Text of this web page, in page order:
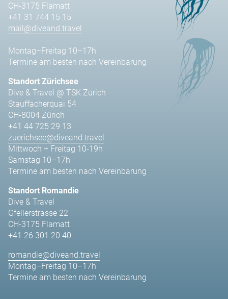
CH-3175 Flamatt
+41 31 744 15 15
mail@diveand.travel
Montag–Freitag 10–17h
Termine am besten nach Vereinbarung
Standort Zürichsee
Dive & Travel @ TSK Zürich
Stauffacherquai 54
CH-8004 Zürich
+41 44 725 29 13
zuerichsee@diveand.travel
Mittwoch + Freitag 10-19h
Samstag 10–17h
Termine am besten nach Vereinbarung
Standort Romandie
Dive & Travel
Gfellerstrasse 22
CH-3175 Flamatt
+41 26 301 20 40
romandie@diveand.travel
Montag–Freitag 10–17h
Termine am besten nach Vereinbarung